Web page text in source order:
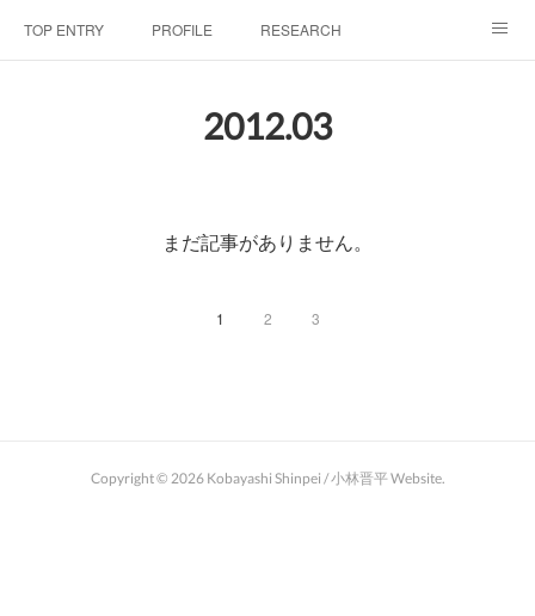
TOP ENTRY PROFILE RESEARCH
MEDIA LINKS
2012.03
まだ記事がありません。
1 2 3
Copyright © 2026 Kobayashi Shinpei / 小林晋平 Website.